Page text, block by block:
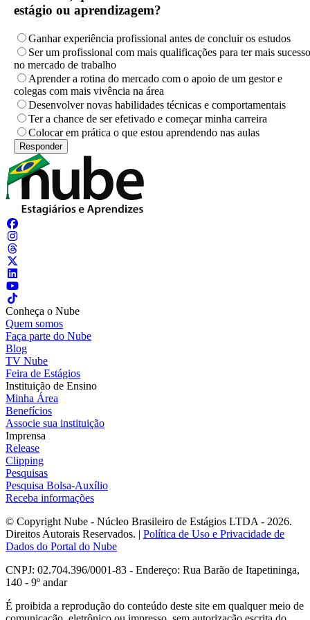
estágio ou aprendizagem?
Ganhar experiência profissional antes de concluir os estudos
Ser um profissional com mais qualificações para ter mais sucesso
no mercado de trabalho
Aprender a rotina do mercado com o apoio de um gestor e
colegas com mais vivência na área
Desenvolver novas habilidades técnicas e comportamentais
Ter a chance de ser efetivado e começar minha carreira
Colocar em prática o que estou aprendendo nas aulas
Conheça o Nube
Quem somos
Faça parte do Nube
Blog
TV Nube
Feira de Estágios
Instituição de Ensino
Minha Área
Benefícios
Associe sua instituição
Imprensa
Release
Clipping
Pesquisas
Pesquisa Bolsa-Auxílio
Receba informações
© Copyright Nube - Núcleo Brasileiro de Estágios LTDA - 2026.
Direitos Autorais Reservados. | Política de Uso e Privacidade de
Dados do Portal do Nube
CNPJ: 02.704.396/0001-83 - Endereço: Rua Barão de Itapetininga,
140 - 9º andar
É proibida a reprodução do conteúdo deste site em qualquer meio de